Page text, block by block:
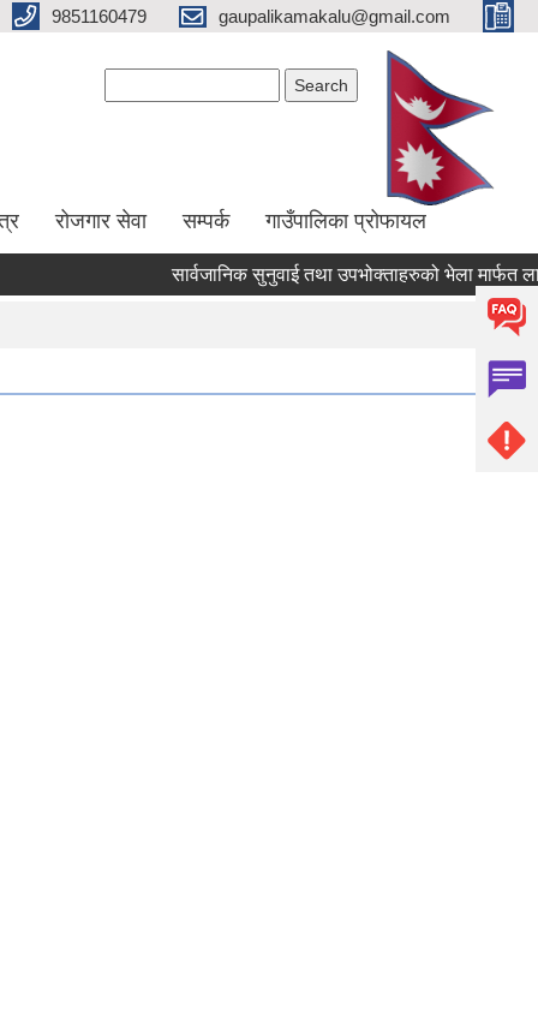
9851160479 gaupalikamakalu@gmail.com
रोजगार सेवा सम्पर्क गाउँपालिका प्रोफायल
सार्वजानिक सुनुवाई तथा उपभोक्ताहरुको भेला मार्फत